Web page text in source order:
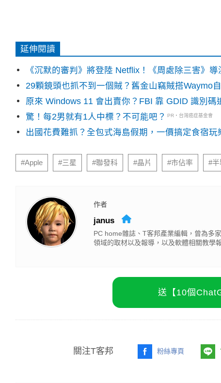
延伸閱讀
《沉默的審判》將登陸 Netflix！《周處除三害》
29顆鏡頭也抓不到一個賊？舊金山竊賊搭Waymo
原來 Windows 11 會出賣你？FBI 靠 GDID 識別
驚！每2男就有1人中標？不可能吧？
PR・台灣癌症基金會
出國花費難抓？全包式海島假期，一價搞定食宿玩
#Apple #三星 #聯發科 #晶片 #市佔率 #半
作者
janus
PC home雜誌、T客邦產業編輯，曾為多
領域的取材以及報導，以及軟體相關教學
送【10個
關注T客邦 粉絲專頁